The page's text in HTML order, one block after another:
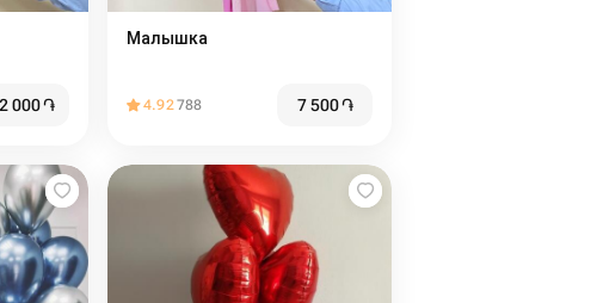
000֏
Малышка
4.92788 7 500֏